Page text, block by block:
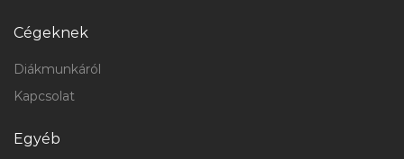
Cégeknek
Diákmunkáról
Kapcsolat
Egyéb